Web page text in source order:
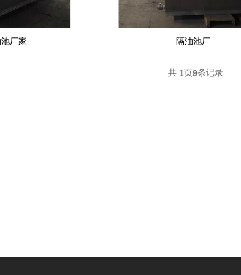
厂家 隔油池厂
共 1页9条记录